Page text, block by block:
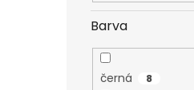
Barva
černá 8